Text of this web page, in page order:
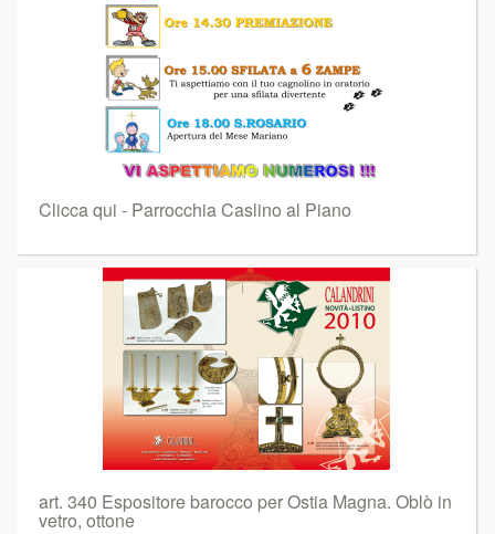
Clicca qui - Parrocchia Caslino al Piano
art. 340 Espositore barocco per Ostia Magna. Oblò in
vetro, ottone